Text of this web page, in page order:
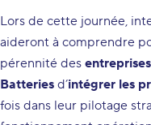
Lors de cette journée,
aideront à comprendre
pérennité des
Batteries d’intégrer les
fois dans leur pilotage